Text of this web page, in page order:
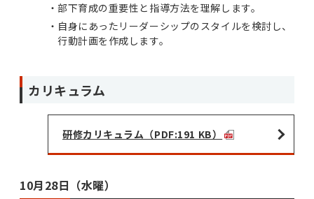
部下育成の重要性と指導方法を理解します。
自身にあったリーダーシップのスタイルを検討し、
行動計画を作成します。
カリキュラム
研修カリキュラム（PDF:191 KB）
10月28日（水曜）